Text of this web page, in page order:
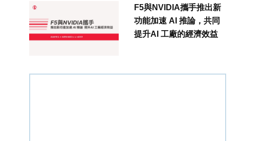
F5與NVIDIA攜手推出新
功能加速 AI 推論，共同
提升AI 工廠的經濟效益